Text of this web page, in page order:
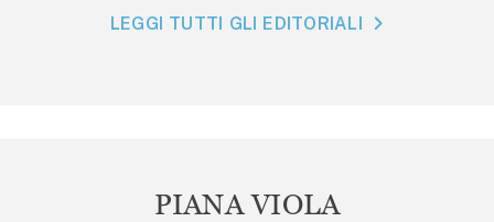
LEGGI TUTTI GLI EDITORIALI
PIANA VIOLA